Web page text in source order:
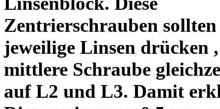
Zentrierschrauben
jeweilige Linsen drücken
mittlere Schraube
auf L2 und L3. Damit